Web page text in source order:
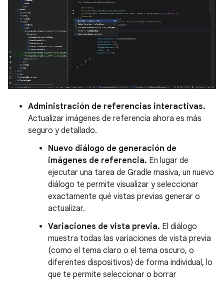
Administración de referencias interactivas.
Actualizar imágenes de referencia ahora es más
seguro y detallado.
Nuevo diálogo de generación de
imágenes de referencia. En lugar de
ejecutar una tarea de Gradle masiva, un nuevo
diálogo te permite visualizar y seleccionar
exactamente qué vistas previas generar o
actualizar.
Variaciones de vista previa. El diálogo
muestra todas las variaciones de vista previa
(como el tema claro o el tema oscuro, o
diferentes dispositivos) de forma individual, lo
que te permite seleccionar o borrar